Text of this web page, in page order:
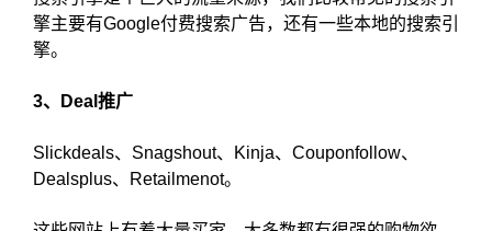
擎主要有Google付费搜索广告，还有一些本地的搜索引
擎。
3、Deal推广
Slickdeals、Snagshout、Kinja、Couponfollow、
Dealsplus、Retailmenot。